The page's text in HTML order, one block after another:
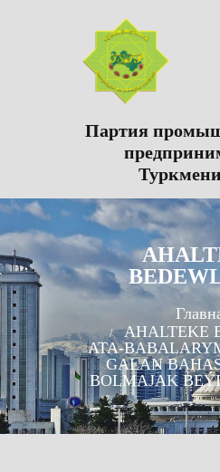
Партия
AHALTEKE
ATA-
GALAN
BOLMAJAK